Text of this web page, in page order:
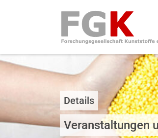
Details
Veranstaltungen